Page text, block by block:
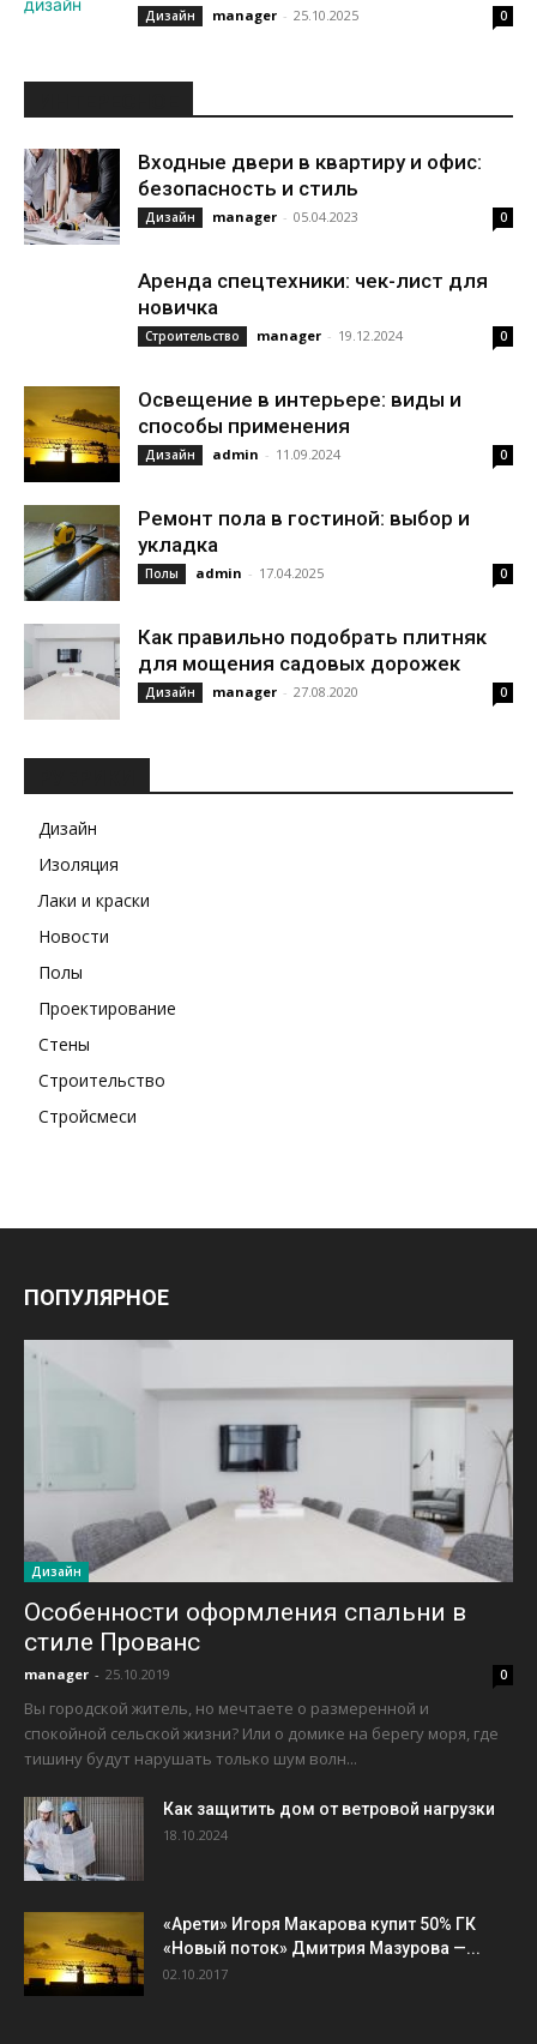
Дизайн manager - 25.10.2025 0
Входные двери в квартиру и офис:
безопасность и стиль
Дизайн manager - 05.04.2023 0
Аренда спецтехники: чек-лист для
новичка
Строительство manager - 19.12.2024 0
Освещение в интерьере: виды и
способы применения
Дизайн admin - 11.09.2024 0
Ремонт пола в гостиной: выбор и
укладка
Полы admin - 17.04.2025 0
Как правильно подобрать плитняк
для мощения садовых дорожек
Дизайн manager - 27.08.2020 0
Дизайн
Изоляция
Лаки и краски
Новости
Полы
Проектирование
Стены
Строительство
Стройсмеси
ПОПУЛЯРНОЕ
Дизайн
Особенности оформления спальни в
стиле Прованс
manager - 25.10.2019 0
Вы городской житель, но мечтаете о размеренной и
спокойной сельской жизни? Или о домике на берегу моря, где
тишину будут нарушать только шум волн...
Как защитить дом от ветровой нагрузки
18.10.2024
«Арети» Игоря Макарова купит 50% ГК
«Новый поток» Дмитрия Мазурова —...
02.10.2017